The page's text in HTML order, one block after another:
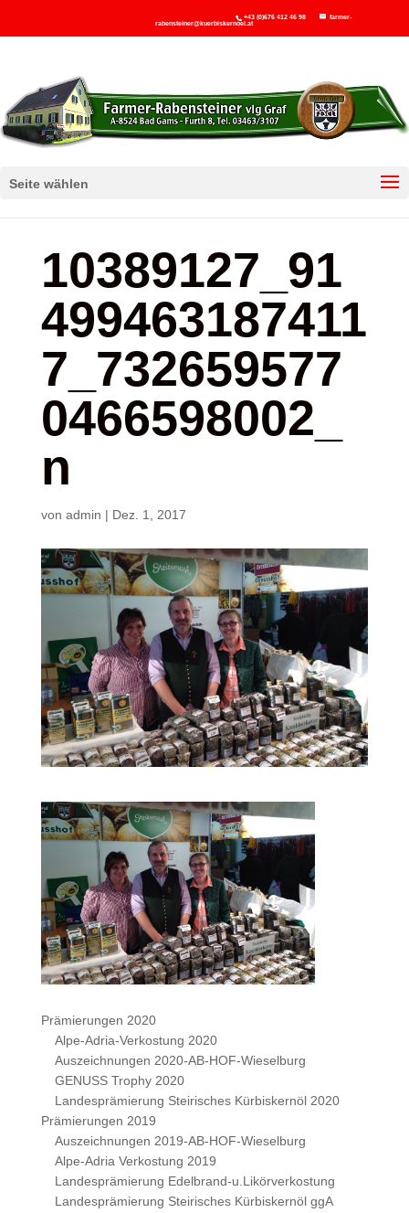
+43 (0)676 412 46 98
farmer-
rabensteiner@kuerbiskernoel.at
Seite wählen
10389127_91
499463187411
7_732659577
0466598002_
n
von admin | Dez. 1, 2017
Prämierungen 2020
Alpe-Adria-Verkostung 2020
Auszeichnungen 2020-AB-HOF-Wieselburg
GENUSS Trophy 2020
Landesprämierung Steirisches Kürbiskernöl 2020
Prämierungen 2019
Auszeichnungen 2019-AB-HOF-Wieselburg
Alpe-Adria Verkostung 2019
Landesprämierung Edelbrand-u.Likörverkostung
Landesprämierung Steirisches Kürbiskernöl ggA